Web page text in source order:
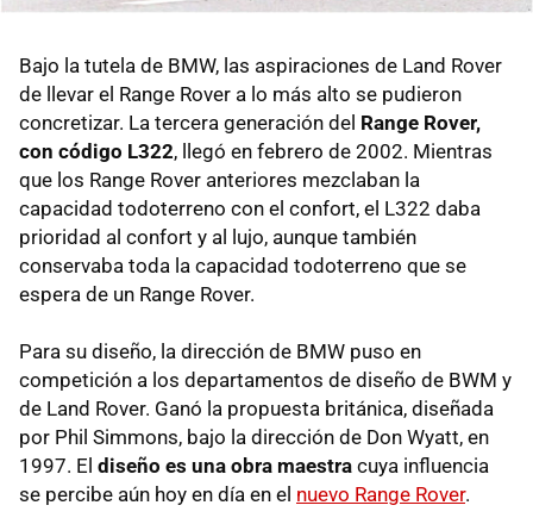
Bajo la tutela de BMW, las aspiraciones de Land Rover
de llevar el Range Rover a lo más alto se pudieron
concretizar. La tercera generación del Range Rover,
con código L322, llegó en febrero de 2002. Mientras
que los Range Rover anteriores mezclaban la
capacidad todoterreno con el confort, el L322 daba
prioridad al confort y al lujo, aunque también
conservaba toda la capacidad todoterreno que se
espera de un Range Rover.
Para su diseño, la dirección de BMW puso en
competición a los departamentos de diseño de BWM y
de Land Rover. Ganó la propuesta británica, diseñada
por Phil Simmons, bajo la dirección de Don Wyatt, en
1997. El diseño es una obra maestra cuya influencia
se percibe aún hoy en día en el nuevo Range Rover.